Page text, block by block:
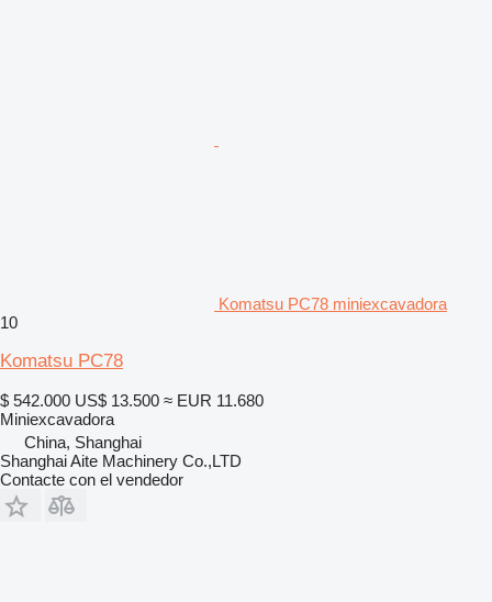
Komatsu PC78 miniexcavadora
10
Komatsu PC78
$ 542.000 US$ 13.500 ≈ EUR 11.680
Miniexcavadora
China, Shanghai
Shanghai Aite Machinery Co.,LTD
Contacte con el vendedor